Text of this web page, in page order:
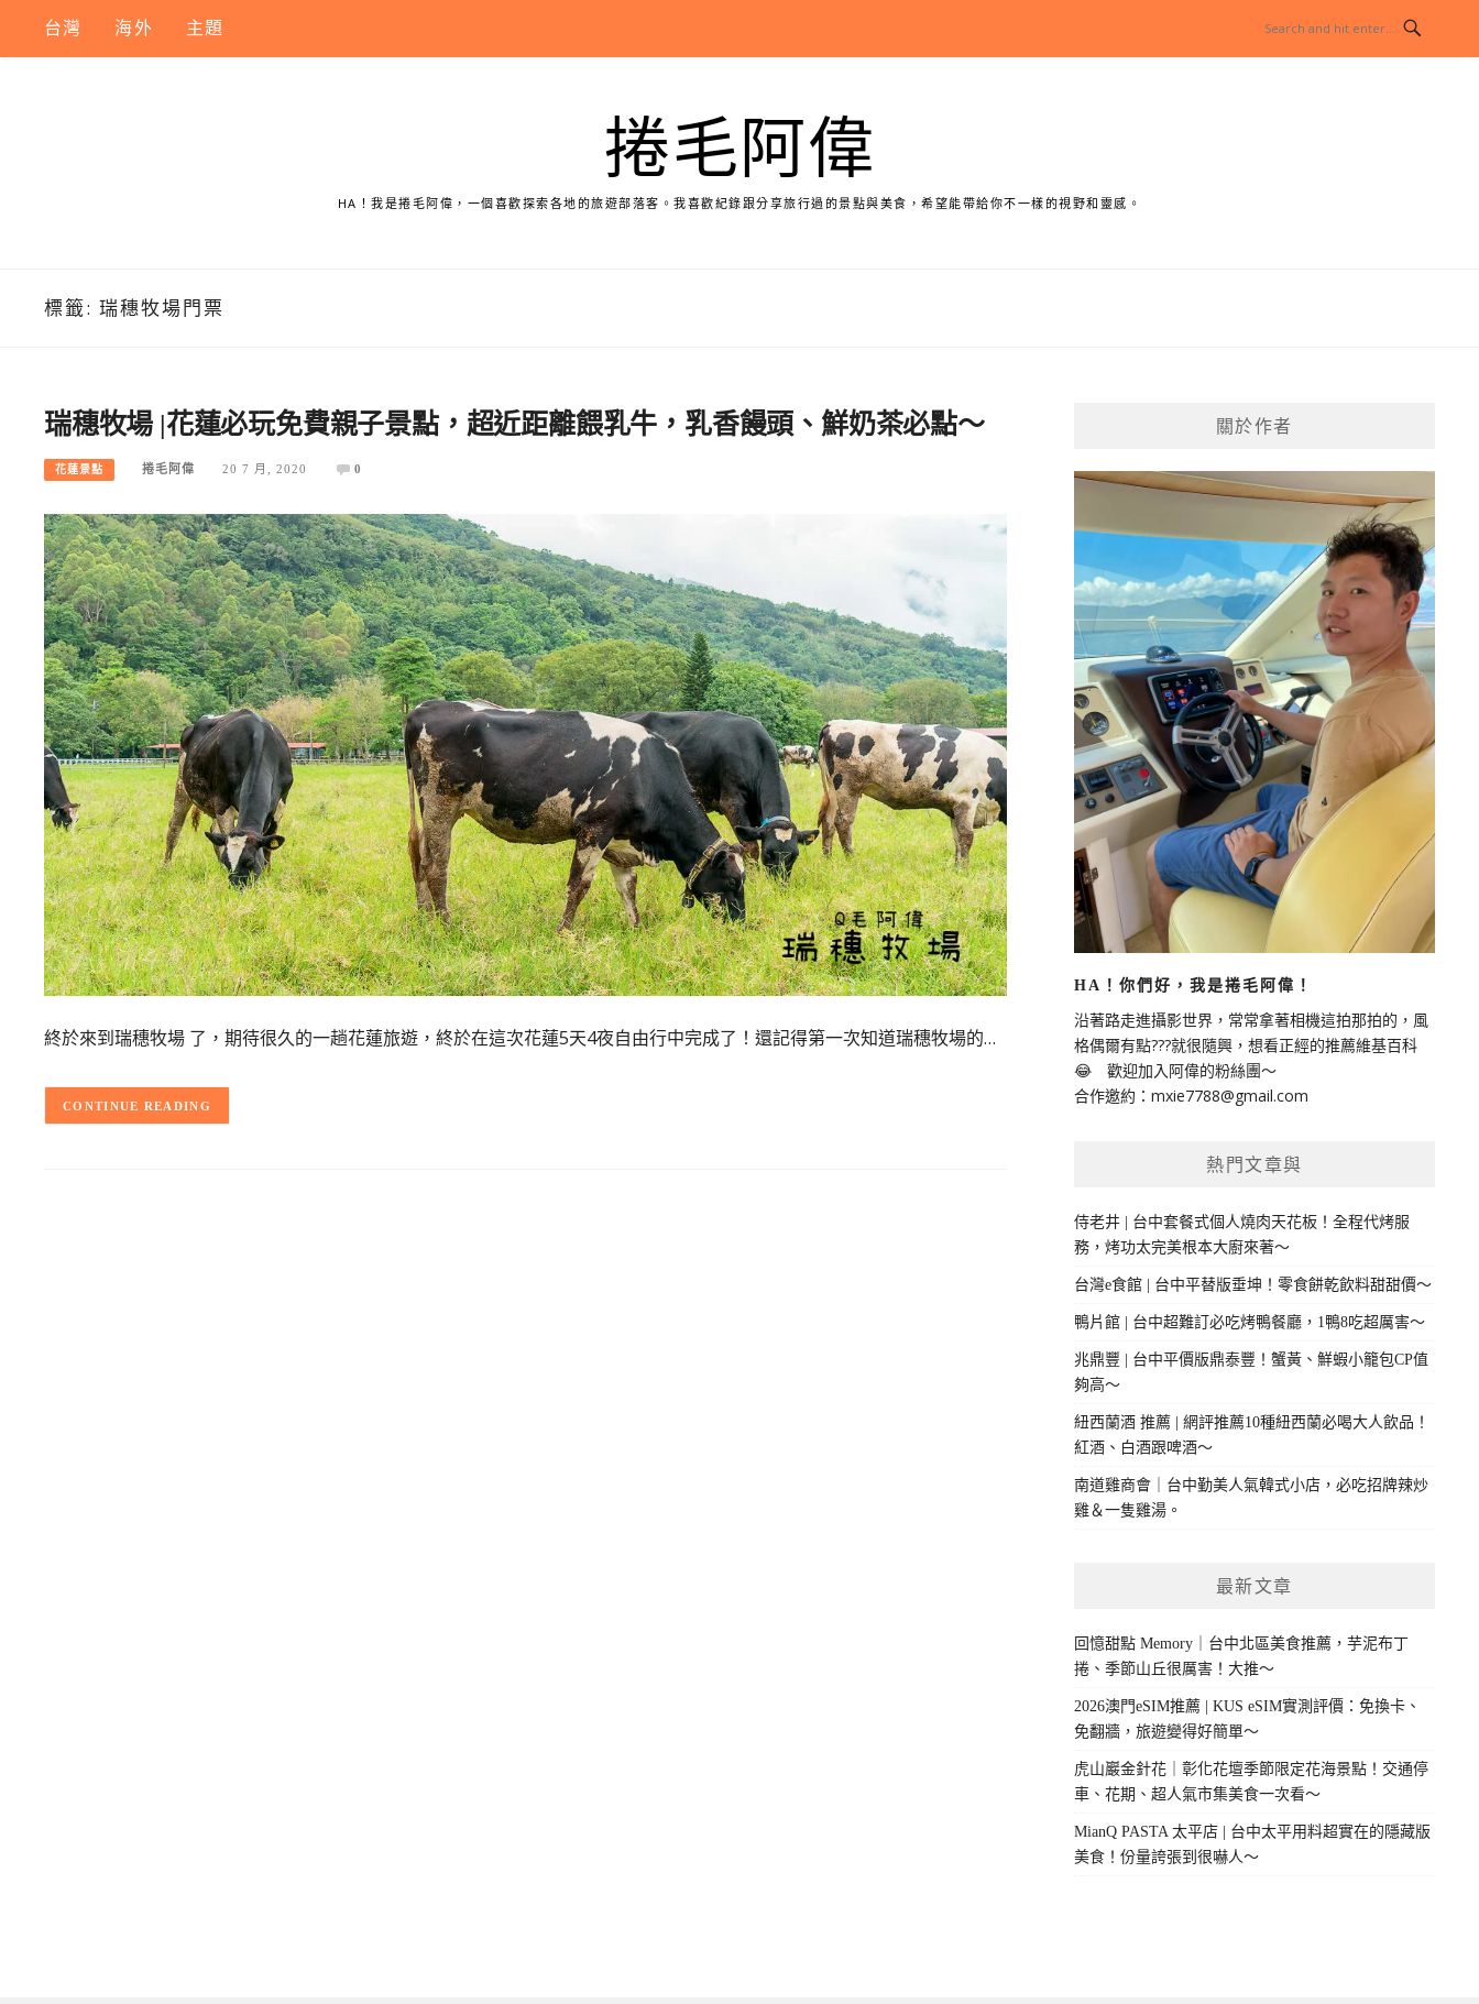
content
台灣 海外 主題
捲毛阿偉
HA！我是捲毛阿偉，一個喜歡探索各地的旅遊部落客。我喜歡紀錄跟分享旅行過的景點與美食，希望能帶給你不一樣的視野和靈感。
標籤: 瑞穗牧場門票
瑞穗牧場 |花蓮必玩免費親子景點，超近距離餵乳牛，乳香饅頭、鮮奶茶必點～
花蓮景點 捲毛阿偉 20 7 月, 2020 0
終於來到瑞穗牧場 了，期待很久的一趟花蓮旅遊，終於在這次花蓮5天4夜自由行中完成了！還記得第一次知道瑞穗牧場的…
CONTINUE READING
關於作者
HA！你們好，我是捲毛阿偉！
沿著路走進攝影世界，常常拿著相機這拍那拍的，風
格偶爾有點???就很隨興，想看正經的推薦維基百科
😂 歡迎加入阿偉的粉絲團～
合作邀約： mxie7788@gmail.com
熱門文章與
侍老井 | 台中套餐式個人燒肉天花板！全程代烤服
務，烤功太完美根本大廚來著～
台灣e食館 | 台中平替版垂坤！零食餅乾飲料甜甜價～
鴨片館 | 台中超難訂必吃烤鴨餐廳，1鴨8吃超厲害～
兆鼎豐 | 台中平價版鼎泰豐！蟹黃、鮮蝦小籠包CP值
夠高～
紐西蘭酒 推薦 | 網評推薦10種紐西蘭必喝大人飲品！
紅酒、白酒跟啤酒～
南道雞商會｜台中勤美人氣韓式小店，必吃招牌辣炒
雞＆一隻雞湯。
最新文章
回憶甜點 Memory｜台中北區美食推薦，芋泥布丁
捲、季節山丘很厲害！大推～
2026澳門eSIM推薦 | KUS eSIM實測評價：免換卡、
免翻牆，旅遊變得好簡單～
虎山巖金針花｜彰化花壇季節限定花海景點！交通停
車、花期、超人氣市集美食一次看～
MianQ PASTA 太平店 | 台中太平用料超實在的隱藏版
美食！份量誇張到很嚇人～